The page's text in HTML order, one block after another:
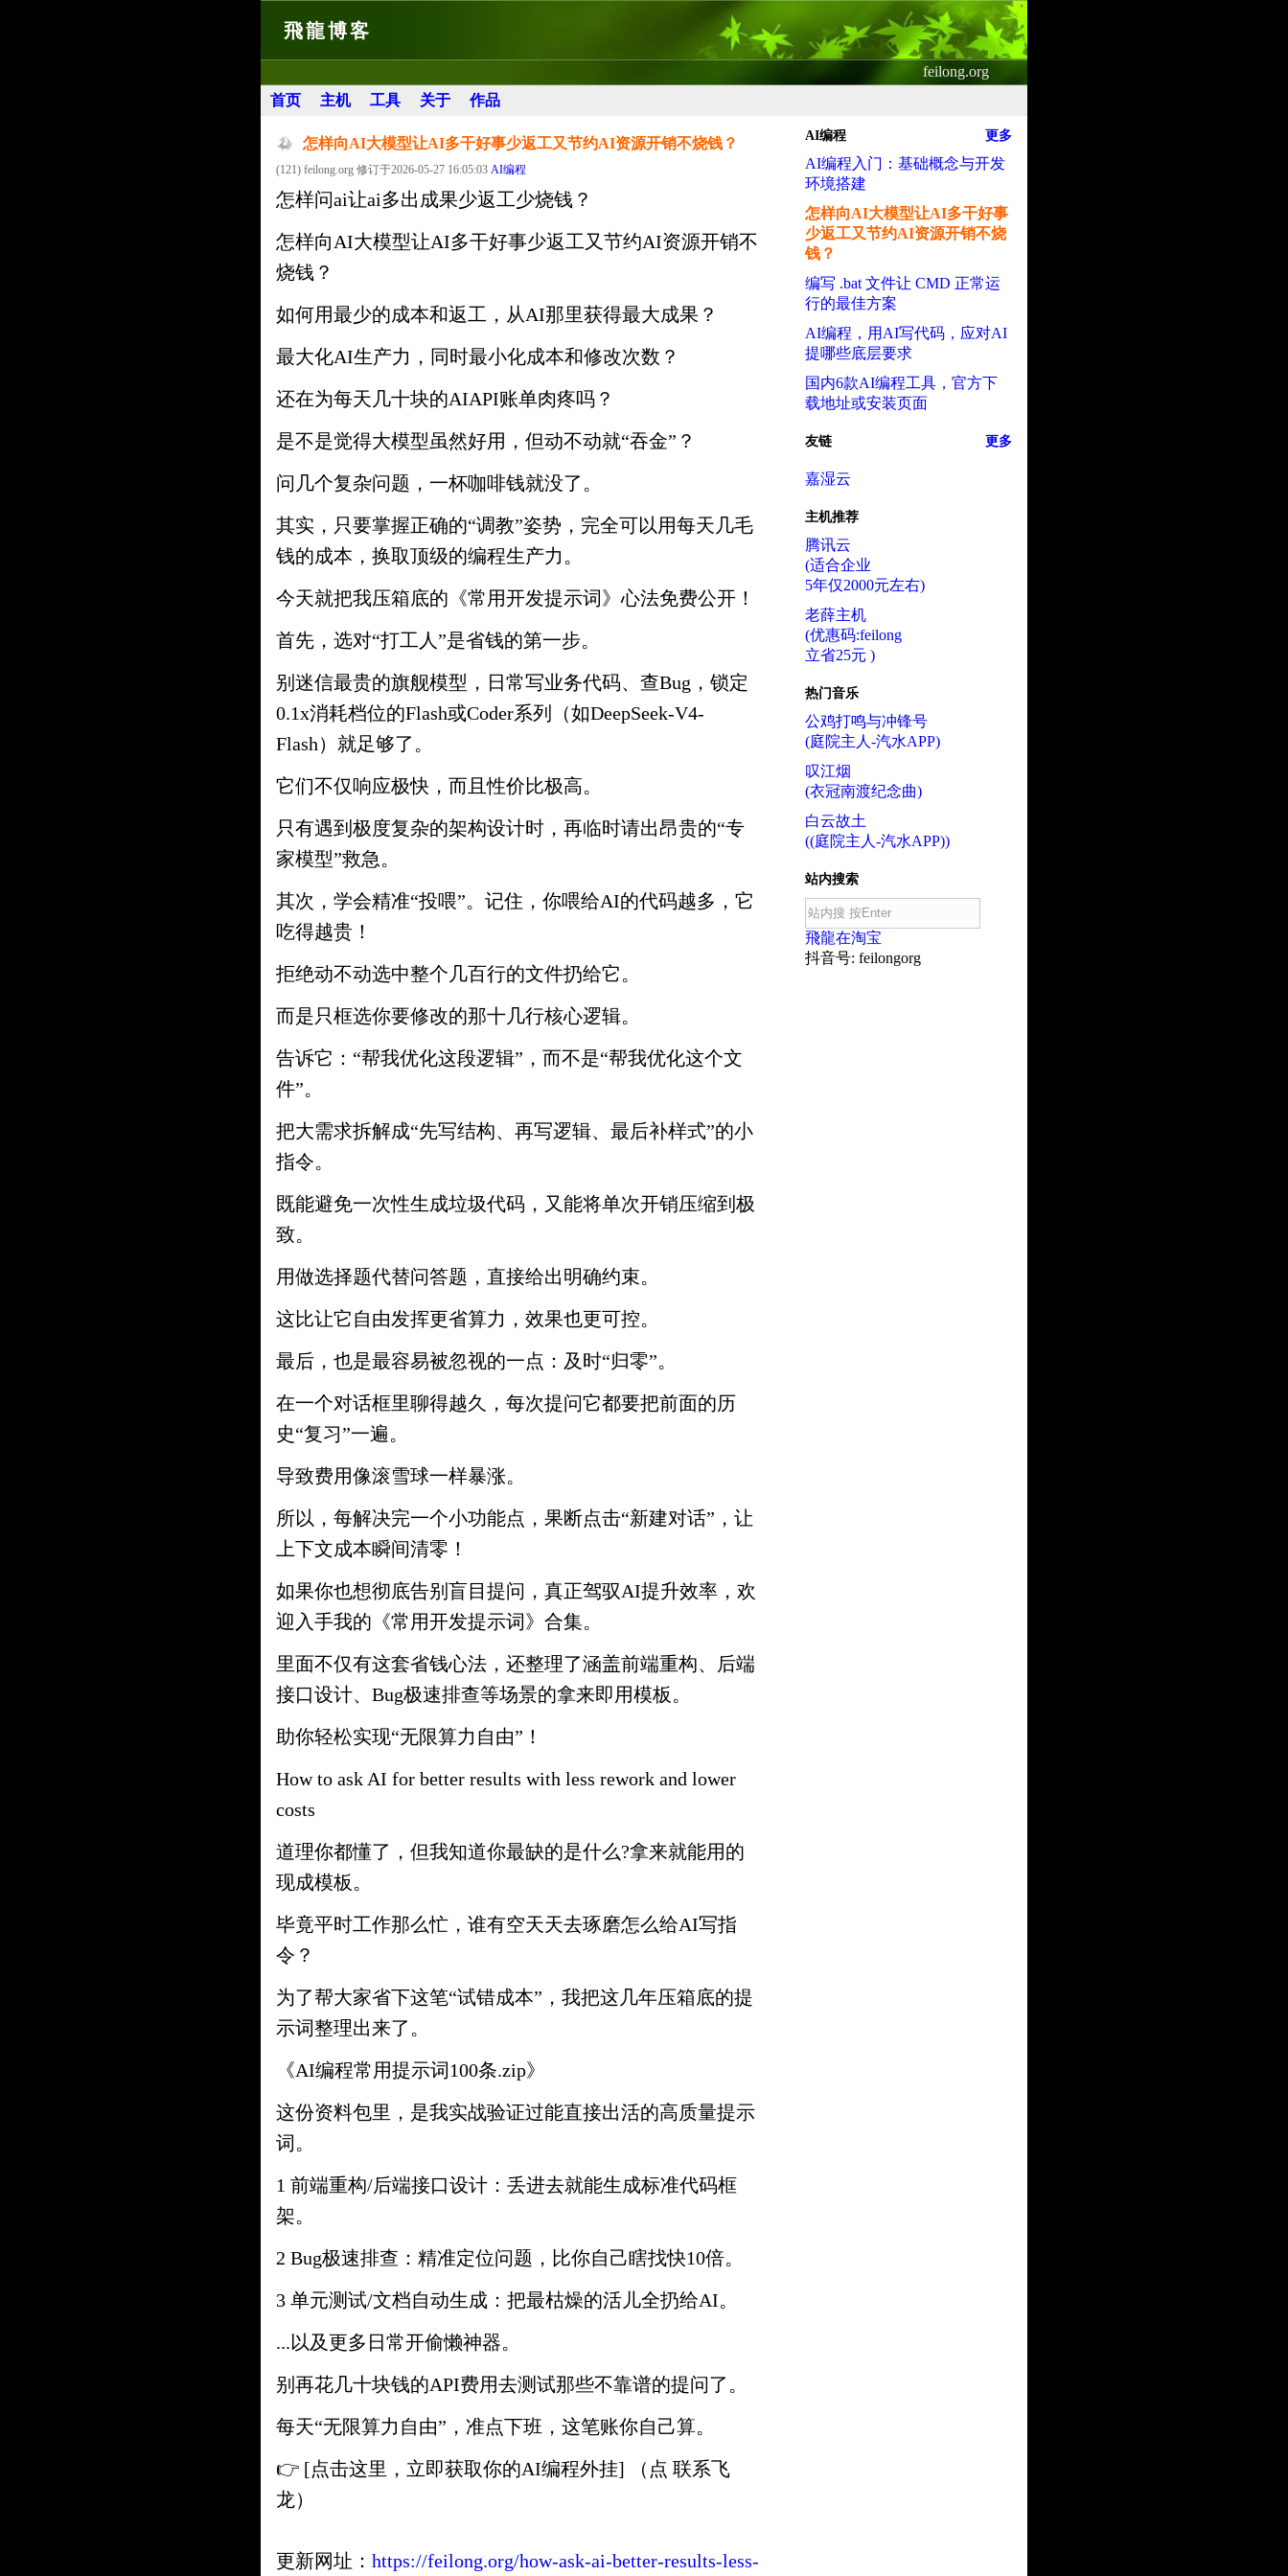
飛龍博客
feilong.org
首页
主机 工具 关于 作品
怎样向AI大模型让AI多干好事少返工又节约AI资源开销不烧钱？
(121) feilong.org 修订于2026-05-27 16:05:03 AI编程
怎样问ai让ai多出成果少返工少烧钱？
怎样向AI大模型让AI多干好事少返工又节约AI资源开销不
烧钱？
如何用最少的成本和返工，从AI那里获得最大成果？
最大化AI生产力，同时最小化成本和修改次数？
还在为每天几十块的AIAPI账单肉疼吗？
是不是觉得大模型虽然好用，但动不动就“吞金”？
问几个复杂问题，一杯咖啡钱就没了。
其实，只要掌握正确的“调教”姿势，完全可以用每天几毛
钱的成本，换取顶级的编程生产力。
今天就把我压箱底的《常用开发提示词》心法免费公开！
首先，选对“打工人”是省钱的第一步。
别迷信最贵的旗舰模型，日常写业务代码、查Bug，锁定
0.1x消耗档位的Flash或Coder系列（如DeepSeek-V4-
Flash）就足够了。
它们不仅响应极快，而且性价比极高。
只有遇到极度复杂的架构设计时，再临时请出昂贵的“专
家模型”救急。
其次，学会精准“投喂”。记住，你喂给AI的代码越多，它
吃得越贵！
拒绝动不动选中整个几百行的文件扔给它。
而是只框选你要修改的那十几行核心逻辑。
告诉它：“帮我优化这段逻辑”，而不是“帮我优化这个文
件”。
把大需求拆解成“先写结构、再写逻辑、最后补样式”的小
指令。
既能避免一次性生成垃圾代码，又能将单次开销压缩到极
致。
用做选择题代替问答题，直接给出明确约束。
这比让它自由发挥更省算力，效果也更可控。
最后，也是最容易被忽视的一点：及时“归零”。
在一个对话框里聊得越久，每次提问它都要把前面的历
史“复习”一遍。
导致费用像滚雪球一样暴涨。
所以，每解决完一个小功能点，果断点击“新建对话”，让
上下文成本瞬间清零！
如果你也想彻底告别盲目提问，真正驾驭AI提升效率，欢
迎入手我的《常用开发提示词》合集。
里面不仅有这套省钱心法，还整理了涵盖前端重构、后端
接口设计、Bug极速排查等场景的拿来即用模板。
助你轻松实现“无限算力自由”！
How to ask AI for better results with less rework and lower
costs
道理你都懂了，但我知道你最缺的是什么?拿来就能用的
现成模板。
毕竟平时工作那么忙，谁有空天天去琢磨怎么给AI写指
令？
为了帮大家省下这笔“试错成本”，我把这几年压箱底的提
示词整理出来了。
《AI编程常用提示词100条.zip》
这份资料包里，是我实战验证过能直接出活的高质量提示
词。
1 前端重构/后端接口设计：丢进去就能生成标准代码框
架。
2 Bug极速排查：精准定位问题，比你自己瞎找快10倍。
3 单元测试/文档自动生成：把最枯燥的活儿全扔给AI。
...以及更多日常开偷懒神器。
别再花几十块钱的API费用去测试那些不靠谱的提问了。
每天“无限算力自由”，准点下班，这笔账你自己算。
👉 [点击这里，立即获取你的AI编程外挂] （点 联系飞
龙）
更新网址： https://feilong.org/how-ask-ai-better-results-less-
AI编程 更多
AI编程入门：基础概念与开发
环境搭建
怎样向AI大模型让AI多干好事
少返工又节约AI资源开销不烧
钱？
编写 .bat 文件让 CMD 正常运
行的最佳方案
AI编程，用AI写代码，应对AI
提哪些底层要求
国内6款AI编程工具，官方下
载地址或安装页面
友链 更多
嘉湿云
主机推荐
腾讯云
(适合企业
5年仅2000元左右)
老薛主机
(优惠码:feilong
立省25元 )
热门音乐
公鸡打鸣与冲锋号
(庭院主人-汽水APP)
叹江烟
(衣冠南渡纪念曲)
白云故土
((庭院主人-汽水APP))
站内搜索
飛龍在淘宝
抖音号: feilongorg